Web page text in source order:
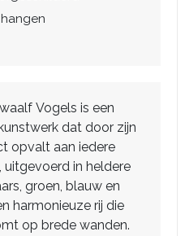
Vogels is een
dat door zijn
opvalt aan iedere
uitgevoerd in heldere
groen, blauw en
harmonieuze rij die
op brede wanden.